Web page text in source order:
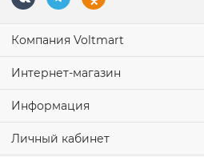
Компания Voltmart
Интернет-магазин
Информация
Личный кабинет